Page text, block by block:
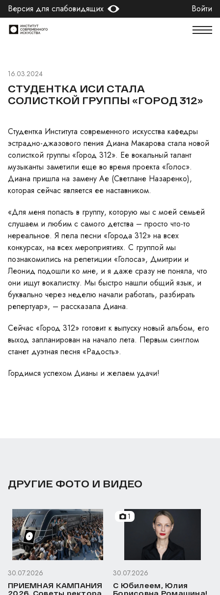
Версия для слабовидящих Войти
16.03.2024
СТУДЕНТКА ИСИ СТАЛА
СОЛИСТКОЙ ГРУППЫ «ГОРОД 312»
Студентка Института современного искусства кафедры
эстрадно-джазового пения Диана Макарова стала новой
солисткой группы «Город 312». Ее вокальный талант
музыканты заметили еще во время проекта «Голос».
Диана пришла на замену Ае (Светлане Назаренко),
которая сейчас является ее наставником.
«Для меня попасть в группу, которую мы с моей семьей
слушаем и любим с самого детства – просто что-то
нереальное. Я пела песни «Города 312» на всех
конкурсах, на всех мероприятиях. С группой мы
познакомились на репетиции «Голоса», Дмитрии и
Леонид подошли ко мне, и я даже сразу не поняла, что
они ищут вокалистку. Мы быстро нашли общий язык, и
буквально через неделю начали работать, разбирать
репертуар», – рассказала Диана.
Сейчас «Город 312» готовит к выпуску новый альбом, его
выход запланирован на начало лета. Первым синглом
станет дуэтная песня «Радость».
Гордимся успехом Дианы и желаем удачи!
ДРУГИЕ ФОТО И ВИДЕО
30.07.2026
ПРИЕМНАЯ КАМПАНИЯ
2026. Советы ректора
1
30.07.2026
С Юбилеем, Юлия
Борисовна Ромашина!